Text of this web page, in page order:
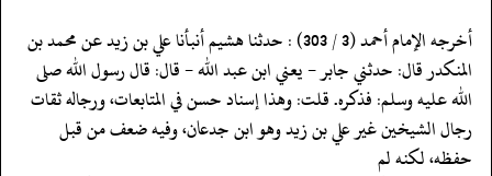
‏‏‏‏أخرجه الإمام أحمد (3 / 303) : حدثنا هشيم أنبأنا علي بن زيد عن محمد بن
‏‏‏‏المنكدر قال: حدثني جابر - يعني ابن عبد الله - قال: قال رسول الله صلى
‏‏‏‏الله عليه وسلم: فذكره. قلت: وهذا إسناد حسن في المتابعات، ورجاله ثقات
‏‏‏‏رجال الشيخين غير علي بن زيد وهو ابن جدعان، وفيه ضعف من قبل
حفظه، لكنه لم